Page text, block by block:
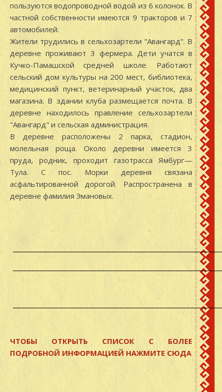
пользуются водопроводной водой из 6 колонок. В
частной собственности имеются 9 тракторов и 7
автомобилей.
Жители трудились в сельхозартели "Авангард". В
деревне проживают 3 фермера. Дети учатся в
Кучко-Памашской средней школе. Работают
сельский дом культуры на 200 мест, библиотека,
медицинский пункт, ветеринарный участок, два
магазина. В здании клуба размещается почта. В
деревне находилось правление сельхозартели
"Авангард" и сельская администрация.
В деревне расположены 2 парка, стадион,
молельная роща. Около деревни имеется 3
пруда, родник, проходит газотрасса Ямбург—
Тула. С пос. Морки деревня связана
асфальтированной дорогой. Распространена в
деревне фамилия Эмановых.
ЧТОБЫ ОТКРЫТЬ СПИСОК С БОЛЕЕ
ПОДРОБНОЙ ИНФОРМАЦИЕЙ НАЖМИТЕ СЮДА